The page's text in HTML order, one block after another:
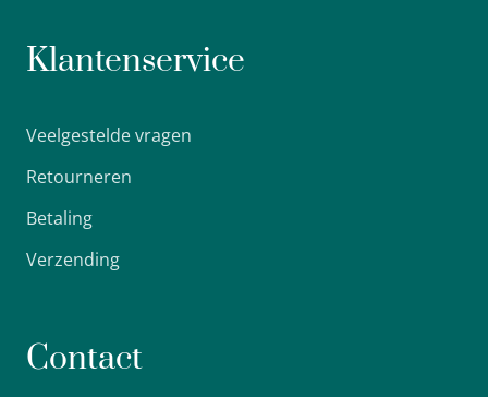
Klantenservice
Veelgestelde vragen
Retourneren
Betaling
Verzending
Contact